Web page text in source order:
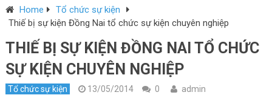
Home
Tổ chức sự kiện
Thiế bị sự kiện Đồng Nai tổ chức sự kiện chuyên nghiệp
THIẾ BỊ SỰ KIỆN ĐỒNG NAI TỔ CHỨC
SỰ KIỆN CHUYÊN NGHIỆP
Tổ chức sự kiện 13/05/2014 0
admin